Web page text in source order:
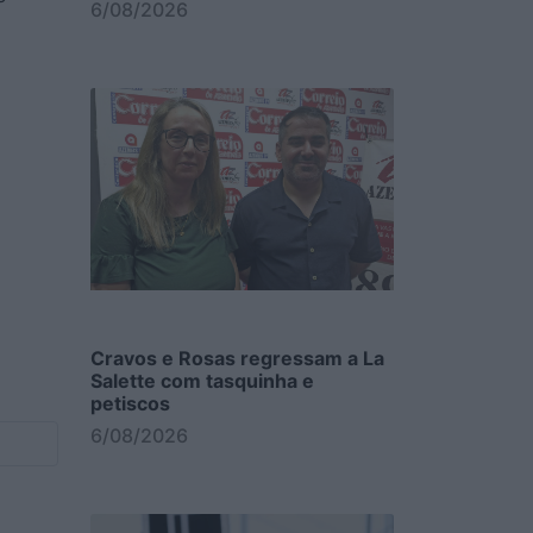
6/08/2026
Cravos e Rosas regressam a La
Salette com tasquinha e
petiscos
6/08/2026